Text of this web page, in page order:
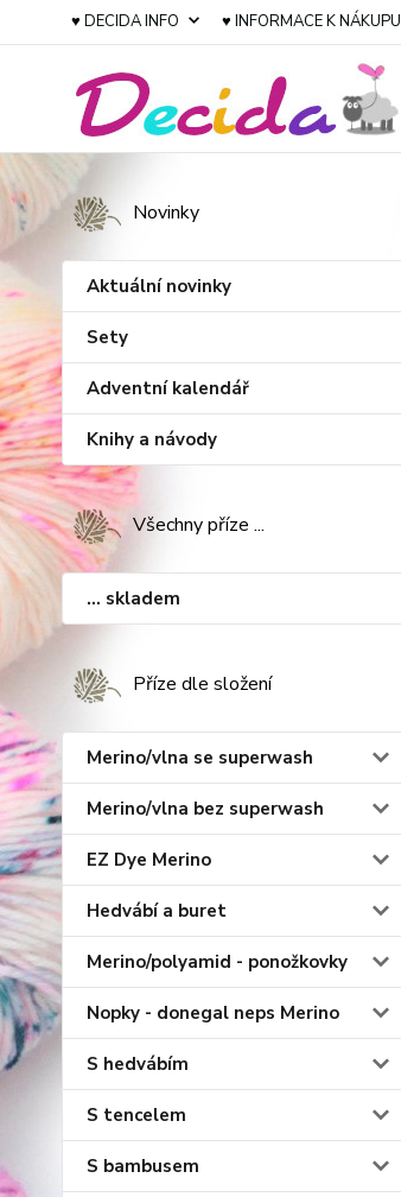
♥ DECIDA INFO ♥ INFORMACE K NÁKUPU
Novinky
Aktuální novinky
Sety
Adventní kalendář
Knihy a návody
Všechny příze ...
... skladem
Příze dle složení
Merino/vlna se superwash
Merino/vlna bez superwash
EZ Dye Merino
Hedvábí a buret
Merino/polyamid - ponožkovky
Nopky - donegal neps Merino
S hedvábím
S tencelem
S bambusem